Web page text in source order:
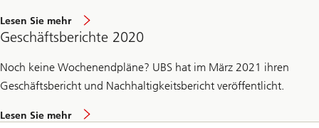
Lesen Sie mehr
Geschäftsberichte 2020
Noch keine Wochenendpläne? UBS hat im März 2021 ihren
Geschäftsbericht und Nachhaltigkeitsbericht veröffentlicht.
Lesen Sie mehr